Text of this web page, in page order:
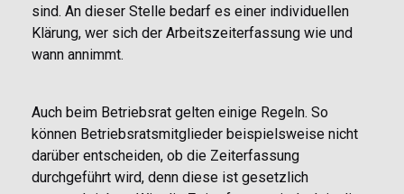
sind. An dieser Stelle bedarf es einer individuellen
Klärung, wer sich der Arbeitszeiterfassung wie und
wann annimmt.
Auch beim Betriebsrat gelten einige Regeln. So
können Betriebsratsmitglieder beispielsweise nicht
darüber entscheiden, ob die Zeiterfassung
durchgeführt wird, denn diese ist gesetzlich